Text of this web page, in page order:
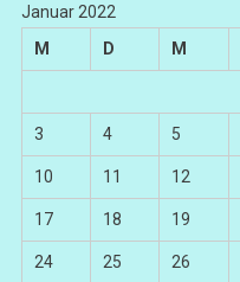
Januar 2022
M
D M
3 4 5
10 11 12
17 18 19
24 25 26